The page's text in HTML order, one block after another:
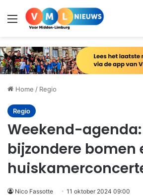
Menu
Home / Regio
Regio
Weekend-agenda:
bijzondere bomen
Nico Fassotte 11 oktober 2024 09:00